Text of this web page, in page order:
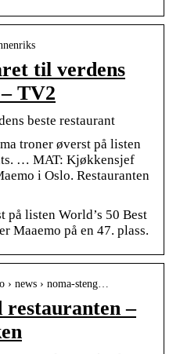
til verdens
TV2
beste restaurant
troner øverst på listen
… MAT: Kjøkkensjef
i Oslo. Restauranten
på listen World’s 50 Best
Maaemo på en 47. plass.
news › noma-steng…
restauranten –